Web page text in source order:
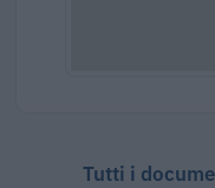
Tutti i